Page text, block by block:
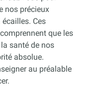
nos précieux
Ces
que les
santé de nos
absolue.
au préalable